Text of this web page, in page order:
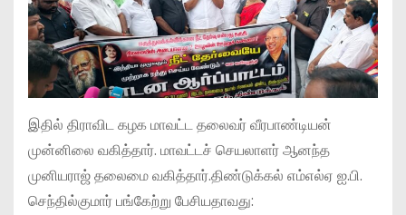
இதில் திராவிட கழக மாவட்ட தலைவர் வீரபாண்டியன்
முன்னிலை வகித்தார். மாவட்டச் செயலாளர் ஆனந்த
முனியராஜ் தலைமை வகித்தார்.திண்டுக்கல் எம்எல்ஏ ஐ.பி.
செந்தில்குமார் பங்கேற்று பேசியதாவது: